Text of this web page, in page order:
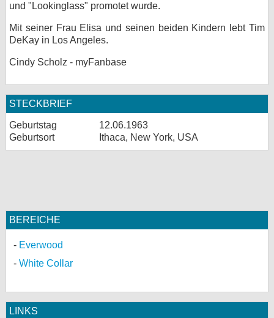
und "Lookinglass" promotet wurde.
Mit seiner Frau Elisa und seinen beiden Kindern lebt Tim
DeKay in Los Angeles.
Cindy Scholz - myFanbase
STECKBRIEF
Geburtstag
12.06.1963
Geburtsort
Ithaca, New York, USA
BEREICHE
Everwood
White Collar
LINKS